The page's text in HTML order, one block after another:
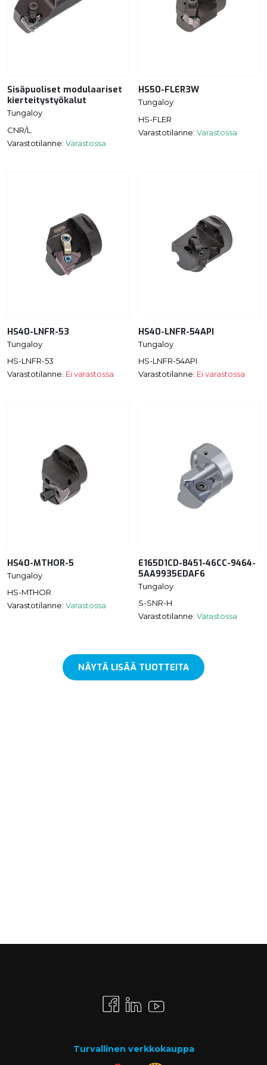
Sisäpuoliset modulaariset
kierteitystyökalut
Tungaloy
CNR/L
Varastotilanne: Varastossa
HS50-FLER3W
Tungaloy
HS-FLER
Varastotilanne: Varastossa
HS40-LNFR-53
Tungaloy
HS-LNFR-53
Varastotilanne: Ei varastossa
HS40-LNFR-54API
Tungaloy
HS-LNFR-54API
Varastotilanne: Ei varastossa
HS40-MTHOR-5
Tungaloy
HS-MTHOR
Varastotilanne: Varastossa
E165D1CD-8451-46CC-9464-
5AA9935EDAF6
Tungaloy
S-SNR-H
Varastotilanne: Varastossa
NÄYTÄ LISÄÄ TUOTTEITA
Turvallinen verkkokauppa